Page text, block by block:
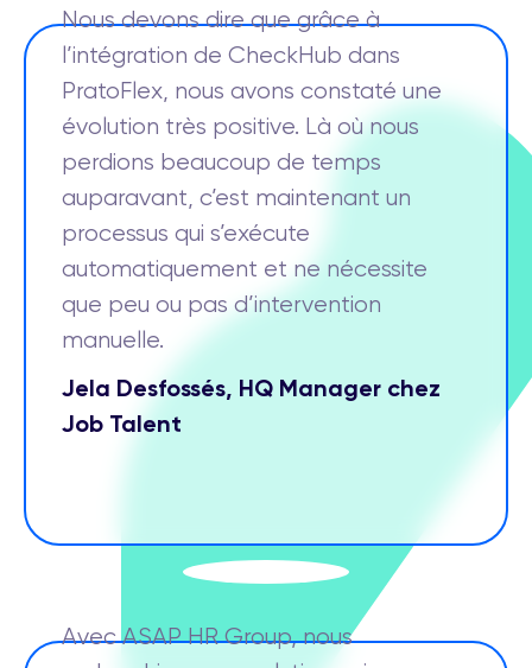
Nous devons dire que grâce à
l’intégration de CheckHub dans
PratoFlex, nous avons constaté une
évolution très positive. Là où nous
perdions beaucoup de temps
auparavant, c’est maintenant un
processus qui s’exécute
automatiquement et ne nécessite
que peu ou pas d’intervention
manuelle.
Jela Desfossés, HQ Manager chez
Job Talent
Avec ASAP HR Group, nous